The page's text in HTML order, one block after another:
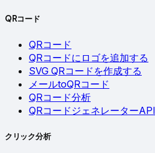
QRコード
QRコード
QRコードにロゴを追加する
SVG QRコードを作成する
メールtoQRコード
QRコード分析
QRコードジェネレーターAPI
クリック分析